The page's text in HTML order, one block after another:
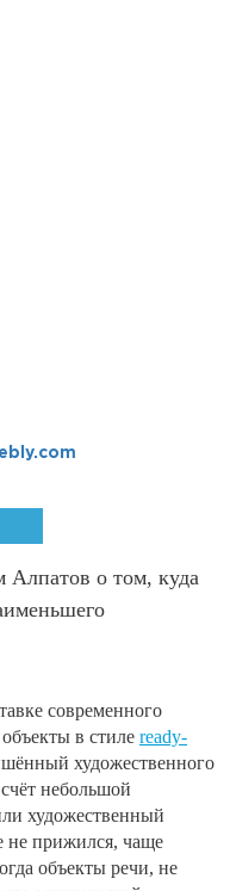
Алпатов о том, куда
современного
в стиле ready-
художественного
небольшой
художественный
не прижился, чаще
объекты речи, не